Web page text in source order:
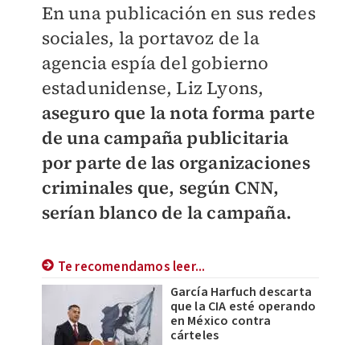
En una publicación en sus redes
sociales, la portavoz de la
agencia espía del gobierno
estadunidense, Liz Lyons,
aseguro que la nota forma parte
de una campaña publicitaria
por parte de las organizaciones
criminales que, según CNN,
serían blanco de la campaña.
Te recomendamos leer...
García Harfuch descarta
que la CIA esté operando
en México contra
cárteles